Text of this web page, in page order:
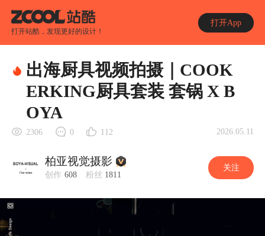
打开站酷，发现更好的设计！
打开App
出海厨具视频拍摄｜COOK
ERKING厨具套装 套锅 X B
OYA
2306 0 112 2026.05.11
柏亚视觉摄影
创作 608 粉丝 1811
关注